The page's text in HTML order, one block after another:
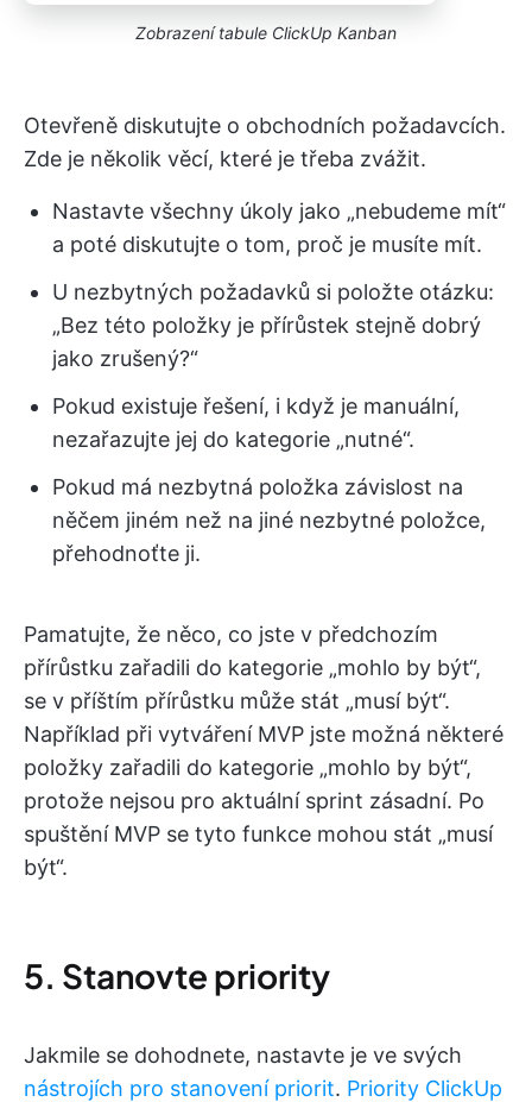
Zobrazení tabule ClickUp Kanban
Otevřeně diskutujte o obchodních požadavcích.
Zde je několik věcí, které je třeba zvážit.
Nastavte všechny úkoly jako „nebudeme mít“
a poté diskutujte o tom, proč je musíte mít.
U nezbytných požadavků si položte otázku:
„Bez této položky je přírůstek stejně dobrý
jako zrušený?“
Pokud existuje řešení, i když je manuální,
nezařazujte jej do kategorie „nutné“.
Pokud má nezbytná položka závislost na
něčem jiném než na jiné nezbytné položce,
přehodnoťte ji.
Pamatujte, že něco, co jste v předchozím
přírůstku zařadili do kategorie „mohlo by být“,
se v příštím přírůstku může stát „musí být“.
Například při vytváření MVP jste možná některé
položky zařadili do kategorie „mohlo by být“,
protože nejsou pro aktuální sprint zásadní. Po
spuštění MVP se tyto funkce mohou stát „musí
být“.
5. Stanovte priority
Jakmile se dohodnete, nastavte je ve svých
nástrojích pro stanovení priorit. Priority ClickUp